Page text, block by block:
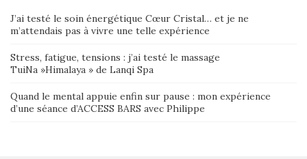
J’ai testé le soin énergétique Cœur Cristal… et je ne
m’attendais pas à vivre une telle expérience
Stress, fatigue, tensions : j’ai testé le massage
TuiNa »Himalaya » de Lanqi Spa
Quand le mental appuie enfin sur pause : mon expérience
d’une séance d’ACCESS BARS avec Philippe